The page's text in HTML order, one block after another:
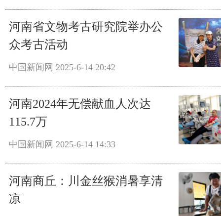
河南省文物考古研究院举办公
众考古活动
中国新闻网 2025-6-14 20:42
河南2024年无偿献血人次达
115.7万
中国新闻网 2025-6-14 14:33
河南商丘：川金丝猴消暑享清
凉